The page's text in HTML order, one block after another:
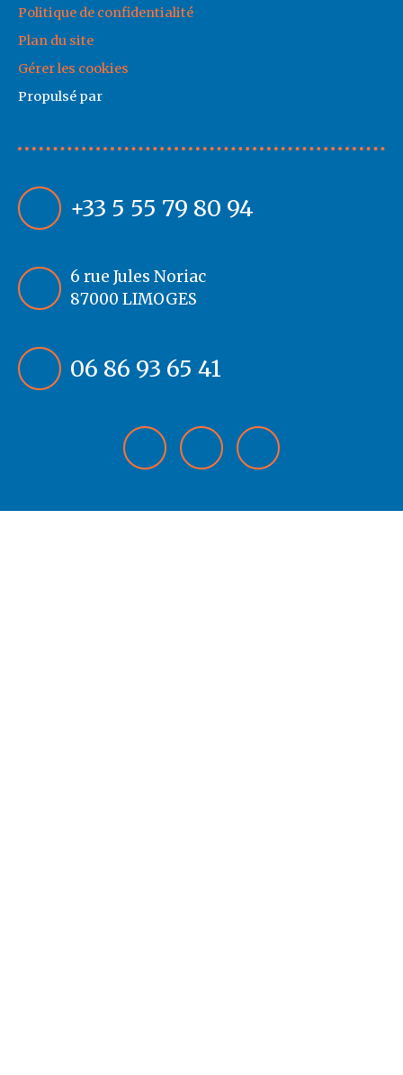
Politique de confidentialité
Plan du site
Gérer les cookies
Propulsé par
+33 5 55 79 80 94
6 rue Jules Noriac
87000 LIMOGES
06 86 93 65 41